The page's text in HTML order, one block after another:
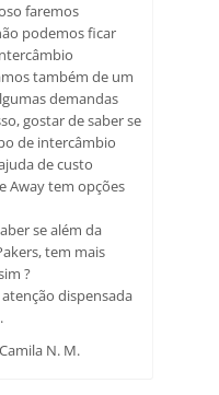
faremos
podemos ficar
também de um
demandas
gostar de saber se
de intercâmbio
de custo
Away tem opções
se além da
tem mais
?
dispensada
N. M.